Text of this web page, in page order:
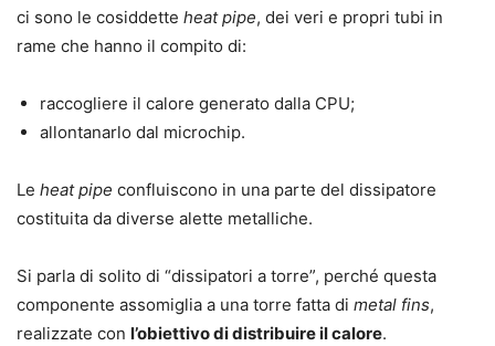
ci sono le cosiddette heat pipe, dei veri e propri tubi in
rame che hanno il compito di:
raccogliere il calore generato dalla CPU;
allontanarlo dal microchip.
Le heat pipe confluiscono in una parte del dissipatore
costituita da diverse alette metalliche.
Si parla di solito di “dissipatori a torre”, perché questa
componente assomiglia a una torre fatta di metal fins,
realizzate con l’obiettivo di distribuire il calore.